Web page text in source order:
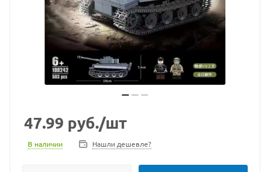
47.99 руб./шт
В наличии Нашли дешевле?